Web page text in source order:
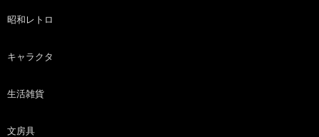
昭和レトロ
キャラクタ
生活雑貨
文房具